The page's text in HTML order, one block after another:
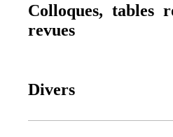
Colloques, tables
revues
Divers